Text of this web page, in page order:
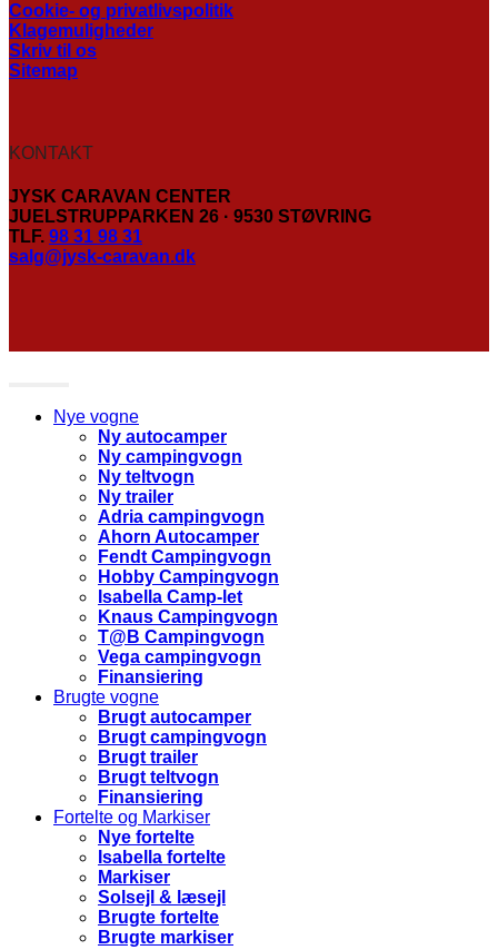
Cookie- og privatlivspolitik
Klagemuligheder
Skriv til os
Sitemap
KONTAKT
JYSK CARAVAN CENTER
JUELSTRUPPARKEN 26 · 9530 STØVRING
TLF. 98 31 98 31
salg@jysk-caravan.dk
Nye vogne
Ny autocamper
Ny campingvogn
Ny teltvogn
Ny trailer
Adria campingvogn
Ahorn Autocamper
Fendt Campingvogn
Hobby Campingvogn
Isabella Camp-let
Knaus Campingvogn
T@B Campingvogn
Vega campingvogn
Finansiering
Brugte vogne
Brugt autocamper
Brugt campingvogn
Brugt trailer
Brugt teltvogn
Finansiering
Fortelte og Markiser
Nye fortelte
Isabella fortelte
Markiser
Solsejl & læsejl
Brugte fortelte
Brugte markiser